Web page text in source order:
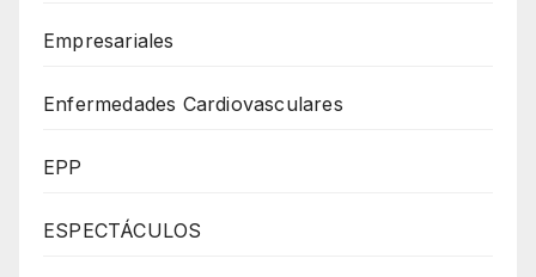
Empresariales
Enfermedades Cardiovasculares
EPP
ESPECTÁCULOS